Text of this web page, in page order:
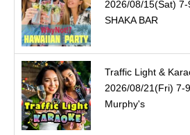
2026/08/15(Sat) 7-
SHAKA BAR
Traffic Light &
2026/08/21(Fri) 7-
Murphy's